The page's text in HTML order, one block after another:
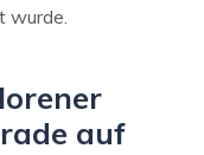
wurde.
auf